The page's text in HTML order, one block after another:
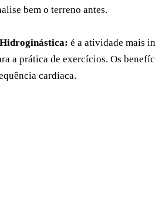
bem o terreno antes.
é a atividade mais
a prática de exercícios. Os
cardíaca.